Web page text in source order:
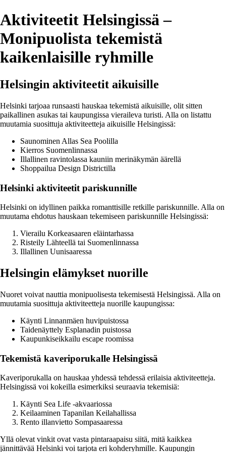
Aktiviteetit Helsingissä –
Monipuolista tekemistä
kaikenlaisille ryhmille
Helsingin aktiviteetit aikuisille
Helsinki tarjoaa runsaasti hauskaa tekemistä aikuisille, olit sitten
paikallinen asukas tai kaupungissa vieraileva turisti. Alla on listattu
muutamia suosittuja aktiviteetteja aikuisille Helsingissä:
Saunominen Allas Sea Poolilla
Kierros Suomenlinnassa
Illallinen ravintolassa kauniin merinäkymän äärellä
Shoppailua Design Districtilla
Helsinki aktiviteetit pariskunnille
Helsinki on idyllinen paikka romanttisille retkille pariskunnille. Alla on
muutama ehdotus hauskaan tekemiseen pariskunnille Helsingissä:
Vierailu Korkeasaaren eläintarhassa
Risteily Lähteellä tai Suomenlinnassa
Illallinen Uunisaaressa
Helsingin elämykset nuorille
Nuoret voivat nauttia monipuolisesta tekemisestä Helsingissä. Alla on
muutamia suosittuja aktiviteetteja nuorille kaupungissa:
Käynti Linnanmäen huvipuistossa
Taidenäyttely Esplanadin puistossa
Kaupunkiseikkailu escape roomissa
Tekemistä kaveriporukalle Helsingissä
Kaveriporukalla on hauskaa yhdessä tehdessä erilaisia aktiviteetteja.
Helsingissä voi kokeilla esimerkiksi seuraavia tekemisiä:
Käynti Sea Life -akvaariossa
Keilaaminen Tapanilan Keilahallissa
Rento illanvietto Sompasaaressa
Yllä olevat vinkit ovat vasta pintaraapaisu siitä, mitä kaikkea
jännittävää Helsinki voi tarjota eri kohderyhmille. Kaupungin